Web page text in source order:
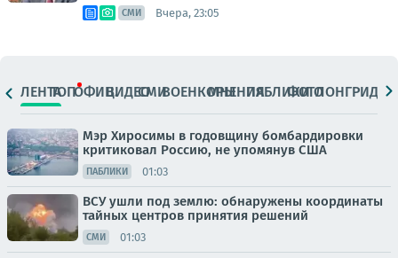
СМИ Вчера, 23:05
ЛЕНТАТОПОФИЦ.ВИДЕОСМИВОЕНКОРЫМНЕНИЯПАБЛИКИ
ФОТОЛОНГРИДЫ
Мэр Хиросимы в годовщину бомбардировки
критиковал Россию, не упомянув США
ПАБЛИКИ 01:03
ВСУ ушли под землю: обнаружены координаты
тайных центров принятия решений
СМИ 01:03